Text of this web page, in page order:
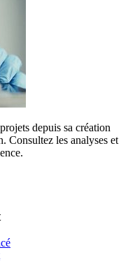
depuis sa création
Consultez les analyses et